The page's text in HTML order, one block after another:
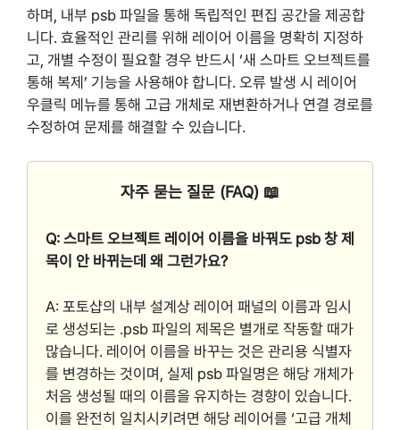
하며, 내부 psb 파일을 통해 독립적인 편집 공간을 제공합
니다. 효율적인 관리를 위해 레이어 이름을 명확히 지정하
고, 개별 수정이 필요할 경우 반드시 ‘새 스마트 오브젝트를
통해 복제’ 기능을 사용해야 합니다. 오류 발생 시 레이어
우클릭 메뉴를 통해 고급 개체로 재변환하거나 연결 경로를
수정하여 문제를 해결할 수 있습니다.
자주 묻는 질문 (FAQ) 📖
Q: 스마트 오브젝트 레이어 이름을 바꿔도 psb 창 제
목이 안 바뀌는데 왜 그런가요?
A: 포토샵의 내부 설계상 레이어 패널의 이름과 임시
로 생성되는 .psb 파일의 제목은 별개로 작동할 때가
많습니다. 레이어 이름을 바꾸는 것은 관리용 식별자
를 변경하는 것이며, 실제 psb 파일명은 해당 개체가
처음 생성될 때의 이름을 유지하는 경향이 있습니다.
이를 완전히 일치시키려면 해당 레이어를 ‘고급 개체